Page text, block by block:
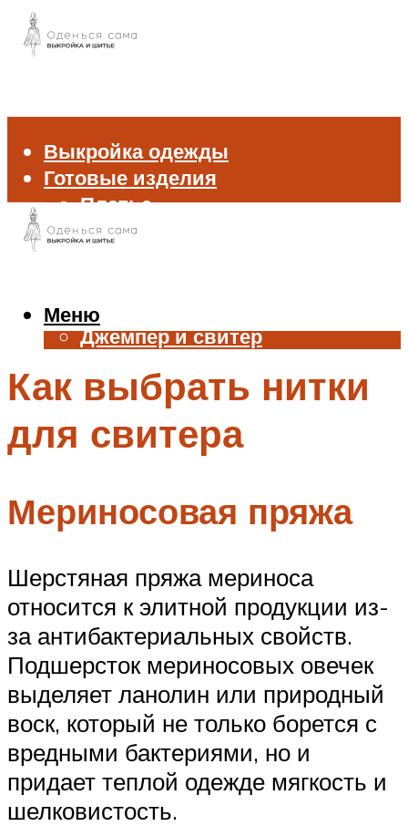
Выкройка одежды
Готовые изделия
Платье
Брюки
Жилет
Джемпер и свитер
Аксессуары
Меню
Меню
Как выбрать нитки
для свитера
Мериносовая пряжа
Шерстяная пряжа мериноса
относится к элитной продукции из-
за антибактериальных свойств.
Подшерсток мериносовых овечек
выделяет ланолин или природный
воск, который не только борется с
вредными бактериями, но и
придает теплой одежде мягкость и
шелковистость.